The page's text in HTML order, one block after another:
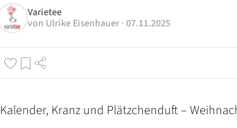
Varietee
von Ulrike Eisenhauer · 07.11.2025
Kalender, Kranz und Plätzchenduft –